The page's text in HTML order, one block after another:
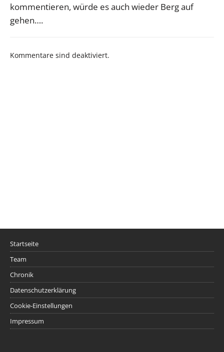
kommentieren, würde es auch wieder Berg auf
gehen….
Kommentare sind deaktiviert.
Startseite
Team
Chronik
Datenschutzerklärung
Cookie-Einstellungen
Impressum